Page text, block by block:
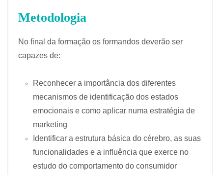
Metodologia
No final da formação os formandos deverão ser
capazes de:
Reconhecer a importância dos diferentes
mecanismos de identificação dos estados
emocionais e como aplicar numa estratégia de
marketing
Identificar a estrutura básica do cérebro, as suas
funcionalidades e a influência que exerce no
estudo do comportamento do consumidor